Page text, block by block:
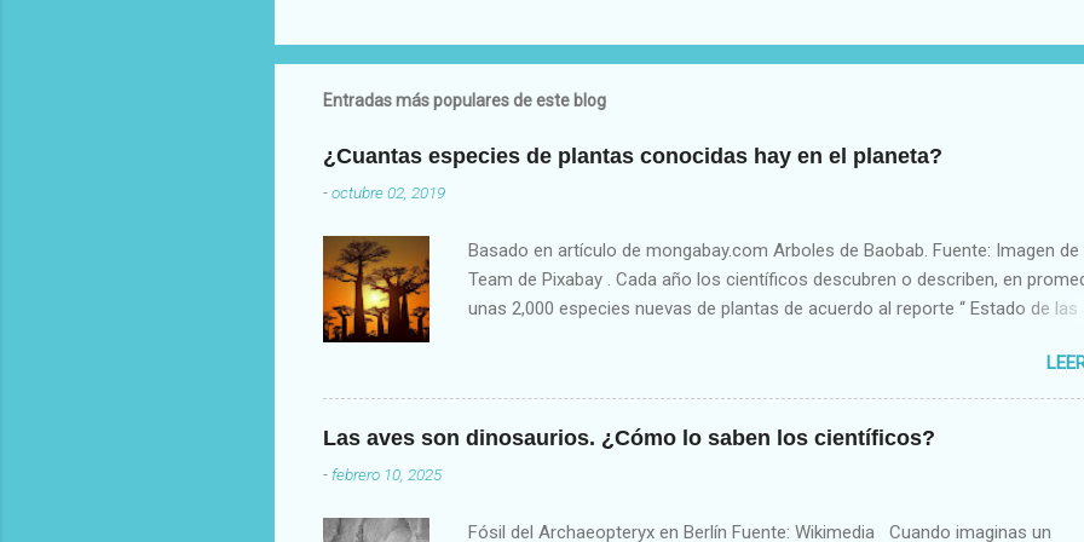
Entradas más populares de este blog
¿Cuantas especies de plantas conocidas hay en el planeta?
-octubre 02, 2019
Basado en artículo de mongabay.com Arboles de Baobab. Fuente: Imagen de
Team de Pixabay . Cada año los científicos descubren o describen, en
unas 2,000 especies nuevas de plantas de acuerdo al reporte “ Estado de las
Royal Botanic Garden en Kew, Londres, Inglaterra. Los países donde más se
descubren nuevas especies son Brasil, Australia y China. En total (hasta el
reporte de 2017) existen unas 391,000 plantas vasculares actualmente
para la ciencia. De éstas, un 94%, o unas 369,000 especies, son angiospermas
Las aves son dinosaurios. ¿Cómo lo saben los científicos?
- febrero 10, 2025
Fósil del Archaeopteryx en Berlín Fuente: Wikimedia Cuando imaginas un